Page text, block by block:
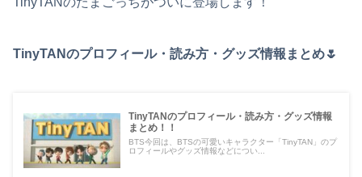
TinyTANのプロフィール・読み方・グッズ情報まとめ🌷
TinyTANのプロフィール・読み方・グッズ情報
まとめ！！
BTS今回は、BTSの可愛いキャラクター「TinyTAN」のプ
ロフィールやグッズ情報などについ...